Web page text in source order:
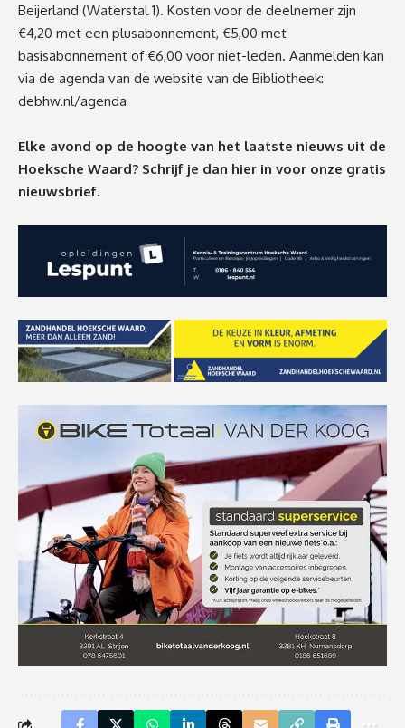
Beijerland (Waterstal 1). Kosten voor de deelnemer zijn
€4,20 met een plusabonnement, €5,00 met
basisabonnement of €6,00 voor niet-leden. Aanmelden kan
via de agenda van de website van de Bibliotheek:
debhw.nl/agenda
Elke avond op de hoogte van het laatste nieuws uit de
Hoeksche Waard? Schrijf je dan hier in voor onze gratis
nieuwsbrief.